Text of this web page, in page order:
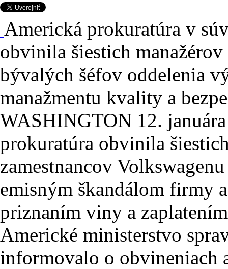
Americká prokuratúra v
obvinila šiestich
bývalých šéfov oddelenia
manažmentu kvality a
WASHINGTON 12.
prokuratúra obvinila
zamestnancov
emisným škandálom firmy
priznaním viny a
Americké ministerstvo
informovalo o obvineniach